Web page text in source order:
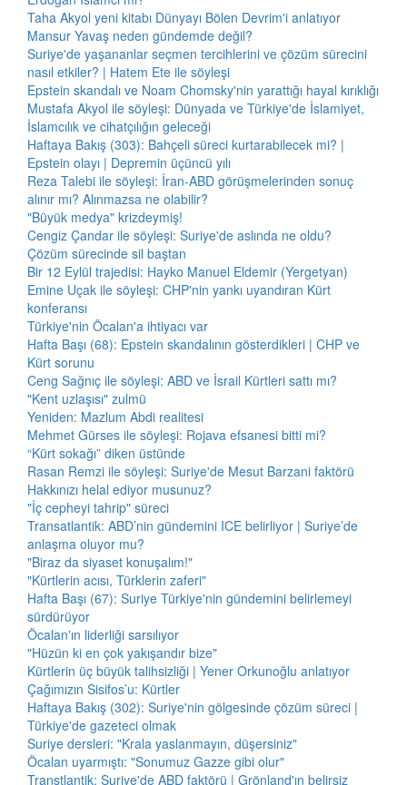
Taha Akyol yeni kitabı Dünyayı Bölen Devrim'i anlatıyor
Mansur Yavaş neden gündemde değil?
Suriye'de yaşananlar seçmen tercihlerini ve çözüm sürecini
nasıl etkiler? | Hatem Ete ile söyleşi
Epstein skandalı ve Noam Chomsky'nin yarattığı hayal kırıklığı
Mustafa Akyol ile söyleşi: Dünyada ve Türkiye'de İslamiyet,
İslamcılık ve cihatçılığın geleceği
Haftaya Bakış (303): Bahçeli süreci kurtarabilecek mi? |
Epstein olayı | Depremin üçüncü yılı
Reza Talebi ile söyleşi: İran-ABD görüşmelerinden sonuç
alınır mı? Alınmazsa ne olabilir?
"Büyük medya" krizdeymiş!
Cengiz Çandar ile söyleşi: Suriye'de aslında ne oldu?
Çözüm sürecinde sil baştan
Bir 12 Eylül trajedisi: Hayko Manuel Eldemir (Yergetyan)
Emine Uçak ile söyleşi: CHP'nin yankı uyandıran Kürt
konferansı
Türkiye'nin Öcalan'a ihtiyacı var
Hafta Başı (68): Epstein skandalının gösterdikleri | CHP ve
Kürt sorunu
Ceng Sağnıç ile söyleşi: ABD ve İsrail Kürtleri sattı mı?
"Kent uzlaşısı" zulmü
Yeniden: Mazlum Abdi realitesi
Mehmet Gürses ile söyleşi: Rojava efsanesi bitti mi?
“Kürt sokağı” diken üstünde
Rasan Remzi ile söyleşi: Suriye'de Mesut Barzani faktörü
Hakkınızı helal ediyor musunuz?
"İç cepheyi tahrip" süreci
Transatlantik: ABD’nin gündemini ICE belirliyor | Suriye’de
anlaşma oluyor mu?
"Biraz da siyaset konuşalım!"
"Kürtlerin acısı, Türklerin zaferi"
Hafta Başı (67): Suriye Türkiye'nin gündemini belirlemeyi
sürdürüyor
Öcalan'ın liderliği sarsılıyor
"Hüzün ki en çok yakışandır bize"
Kürtlerin üç büyük talihsizliği | Yener Orkunoğlu anlatıyor
Çağımızın Sisifos’u: Kürtler
Haftaya Bakış (302): Suriye'nin gölgesinde çözüm süreci |
Türkiye'de gazeteci olmak
Suriye dersleri: "Krala yaslanmayın, düşersiniz"
Öcalan uyarmıştı: "Sonumuz Gazze gibi olur"
Transtlantik: Suriye'de ABD faktörü | Grönland'ın belirsiz